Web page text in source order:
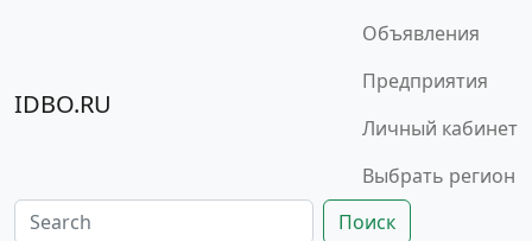
IDBO.RU
Объявления
Предприятия
Личный кабинет
Выбрать регион
Поиск